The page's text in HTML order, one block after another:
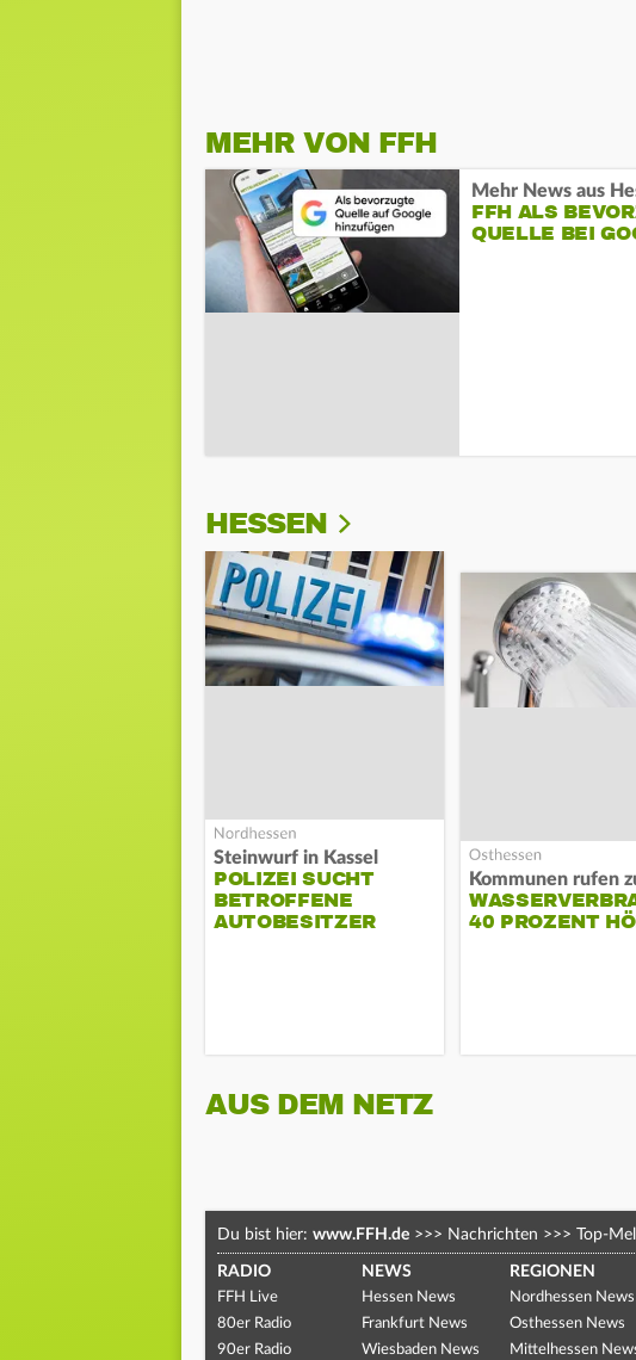
MEHR VON FFH
Mehr News aus
FFH ALS
QUELLE BEI
HESSEN
Steinwurf in Kassel
POLIZEI SUCHT
BETROFFENE
AUTOBESITZER
40 PROZENT
AUS DEM NETZ
Du bist hier: www.FFH.de >>> Nachrichten >>> Top-
RADIO
FFH Live
80er Radio
90er Radio
NEWS
Hessen News
Frankfurt News
Wiesbaden News
REGIONEN
Nordhessen News
Osthessen News
Mittelhessen